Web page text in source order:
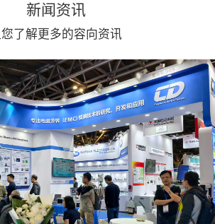
新闻资讯
了解更多的容向资讯